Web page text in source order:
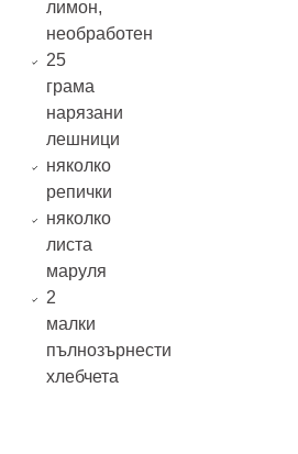
лимон,
необработен
25
грама
нарязани
лешници
няколко
репички
няколко
листа
маруля
2
малки
пълнозърнести
хлебчета